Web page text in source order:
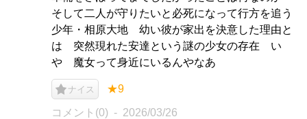
そして二人が守りたいと必死になって行方を追う
少年・相原大地 幼い彼が家出を決意した理由と
は 突然現れた安達という謎の少女の存在 い
や 魔女って身近にいるんやなあ
ナイス ★9
コメント(0) 2026/03/26